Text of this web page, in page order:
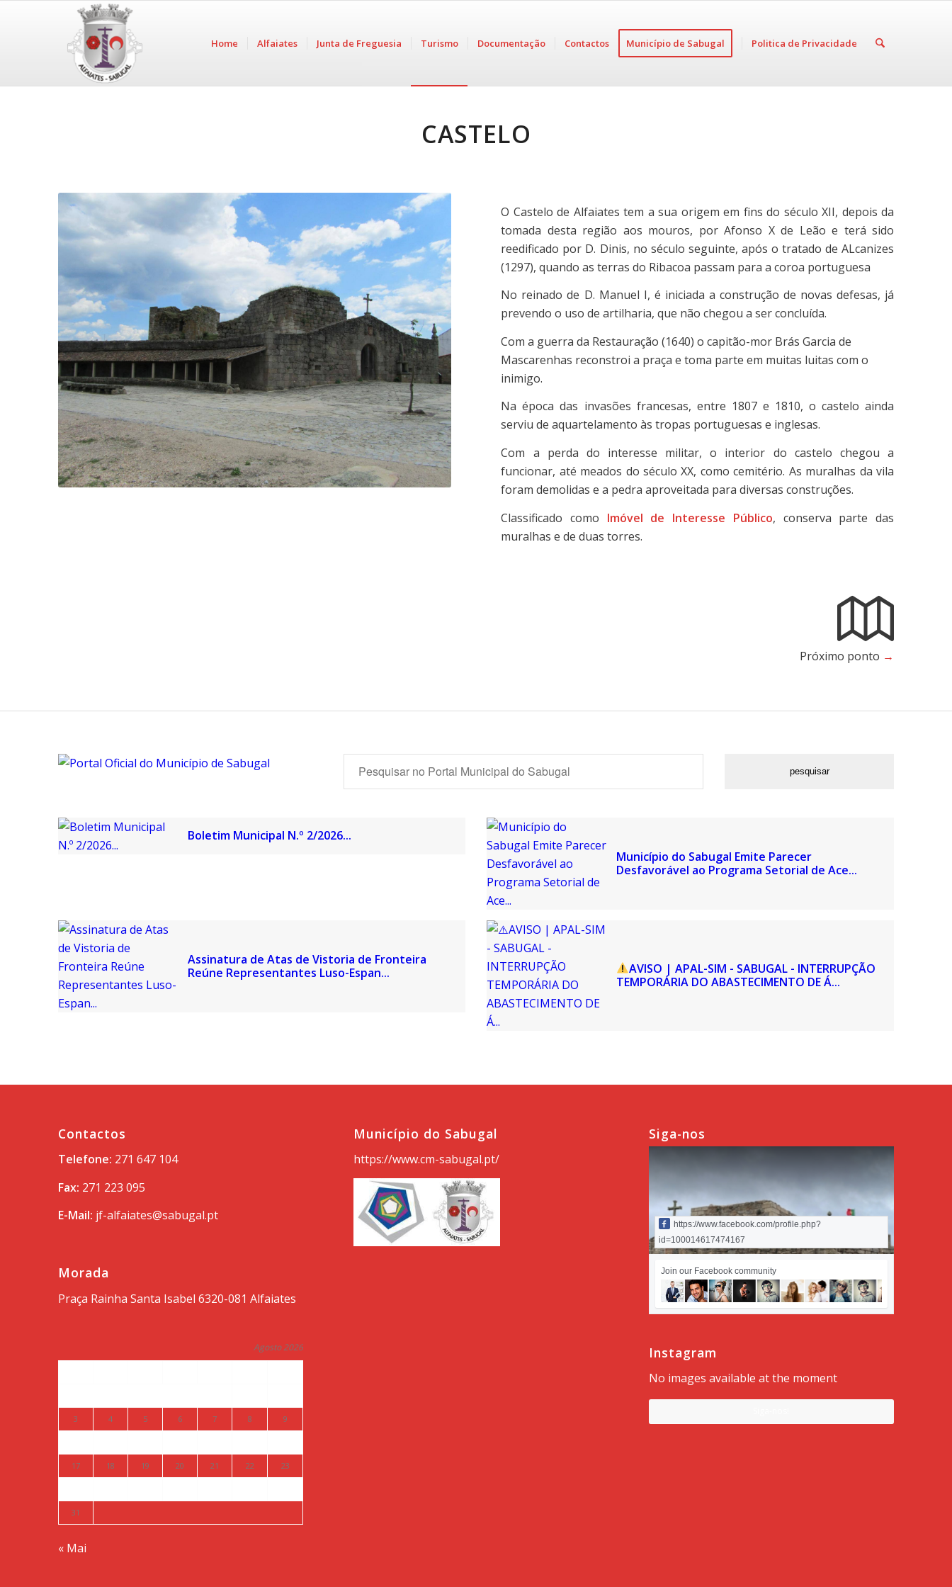
Home Alfaiates Junta de Freguesia Turismo Documentação Contactos Município de Sabugal Politica de Privacidade
CASTELO
O Castelo de Alfaiates tem a sua origem em fins do século XII, depois da
tomada desta região aos mouros, por Afonso X de Leão e terá sido
reedificado por D. Dinis, no século seguinte, após o tratado de ALcanizes
(1297), quando as terras do Ribacoa passam para a coroa portuguesa
No reinado de D. Manuel I, é iniciada a construção de novas defesas, já
prevendo o uso de artilharia, que não chegou a ser concluída.
Com a guerra da Restauração (1640) o capitão-mor Brás Garcia de
Mascarenhas reconstroi a praça e toma parte em muitas luitas com o
inimigo.
Na época das invasões francesas, entre 1807 e 1810, o castelo ainda
serviu de aquartelamento às tropas portuguesas e inglesas.
Com a perda do interesse militar, o interior do castelo chegou a
funcionar, até meados do século XX, como cemitério. As muralhas da vila
foram demolidas e a pedra aproveitada para diversas construções.
Classificado como Imóvel de Interesse Público, conserva parte das
muralhas e de duas torres.
Próximo ponto →
Boletim Municipal N.º 2/2026...
Município do Sabugal Emite Parecer
Desfavorável ao Programa Setorial de Ace...
Assinatura de Atas de Vistoria de Fronteira
Reúne Representantes Luso-Espan...
AVISO | APAL-SIM - SABUGAL - INTERRUPÇÃO
TEMPORÁRIA DO ABASTECIMENTO DE Á...
Contactos
Telefone: 271 647 104
Fax: 271 223 095
E-Mail: jf-alfaiates@sabugal.pt
Morada
Praça Rainha Santa Isabel 6320-081 Alfaiates
Agosto 2026
3 4 5 6 7 8 9
17 18 19 20 21 22 23
31
« Mai
Município do Sabugal
https://www.cm-sabugal.pt/
Siga-nos
https://www.facebook.com/profile.php?
id=100014617474167
Join our Facebook community
Instagram
No images available at the moment